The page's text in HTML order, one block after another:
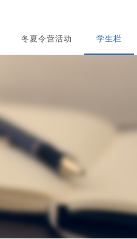
冬夏令营活动 学生栏